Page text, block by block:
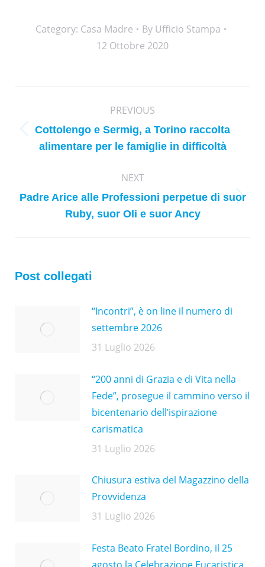
Category: Casa Madre By Ufficio Stampa
12 Ottobre 2020
PREVIOUS
Previous
post:
Cottolengo e Sermig, a Torino raccolta
alimentare per le famiglie in difficoltà
NEXT
Next
post:
Padre Arice alle Professioni perpetue di suor
Ruby, suor Oli e suor Ancy
Post collegati
“Incontri”, è on line il numero di
settembre 2026
31 Luglio 2026
“200 anni di Grazia e di Vita nella
Fede”, prosegue il cammino verso il
bicentenario dell’ispirazione
carismatica
31 Luglio 2026
Chiusura estiva del Magazzino della
Provvidenza
31 Luglio 2026
Festa Beato Fratel Bordino, il 25